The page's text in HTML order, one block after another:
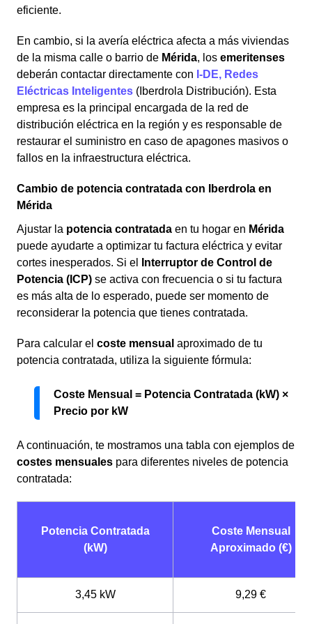
eficiente.
En cambio, si la avería eléctrica afecta a más viviendas
de la misma calle o barrio de Mérida, los emeritenses
deberán contactar directamente con I-DE, Redes
Eléctricas Inteligentes (Iberdrola Distribución). Esta
empresa es la principal encargada de la red de
distribución eléctrica en la región y es responsable de
restaurar el suministro en caso de apagones masivos o
fallos en la infraestructura eléctrica.
Cambio de potencia contratada con Iberdrola en
Mérida
Ajustar la potencia contratada en tu hogar en Mérida
puede ayudarte a optimizar tu factura eléctrica y evitar
cortes inesperados. Si el
Interruptor de Control de
Potencia (ICP) se activa con frecuencia o si tu factura
es más alta de lo esperado, puede ser momento de
reconsiderar la potencia que tienes contratada.
Para calcular el coste mensual aproximado de tu
potencia contratada, utiliza la siguiente fórmula:
Coste Mensual = Potencia Contratada (kW) ×
Precio por kW
A continuación, te mostramos una tabla con ejemplos de
costes mensuales para diferentes niveles de potencia
contratada:
Potencia Contratada
(kW)
Coste Mensual
Aproximado (€)
3,45 kW 9,29 €